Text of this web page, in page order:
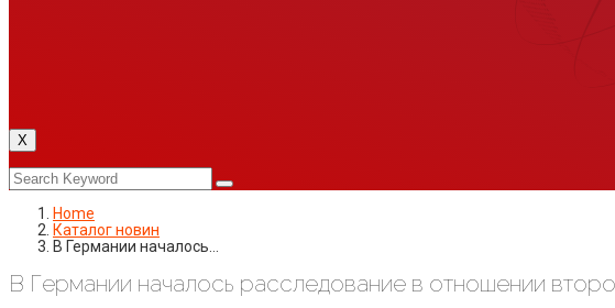
X
Home
Каталог новин
В Германии началось…
В Германии началось расследование в отношении